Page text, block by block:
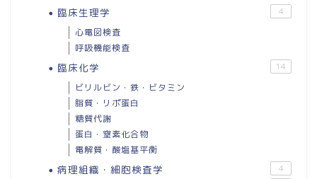
臨床生理学 4
心電図検査
呼吸機能検査
臨床化学 14
ビリルビン・鉄・ビタミン
脂質・リポ蛋白
糖質代謝
蛋白・窒素化合物
電解質・酸塩基平衡
病理組織・細胞検査学 4